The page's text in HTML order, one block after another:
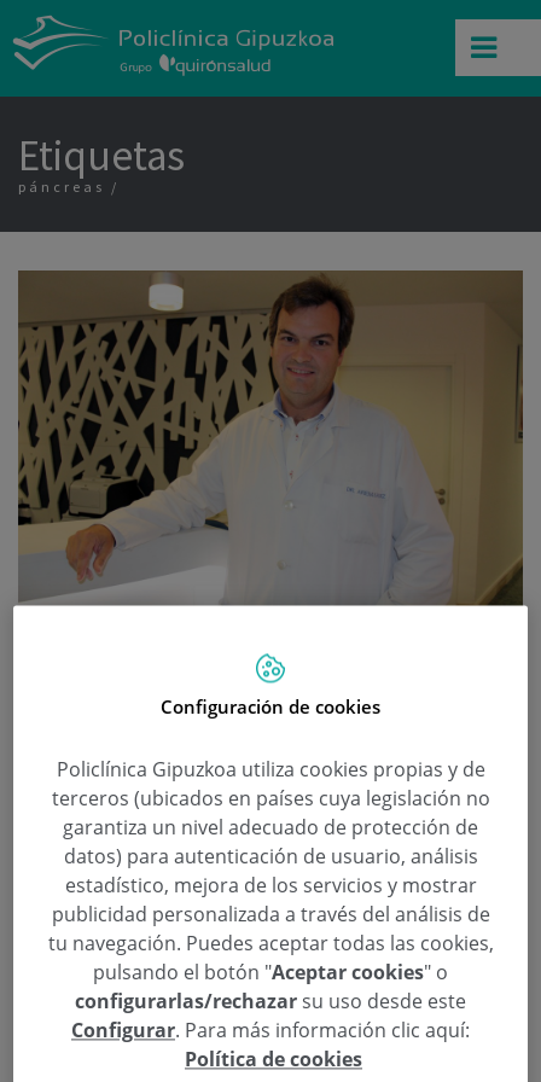
Etiquetas
páncreas
Digestivo: “El sistema digestivo es
muy vulnerable al estrés”
Categoría: Aparato Digestivo, Aula de Salud
20 de Noviembre de 2013
aparato digestivo ,cáncer colorrectal,colonoscopia,dieta,dolor,
enfermedad celiaca , , , gastroscopia , ,
hernia de
hígado,hígado graso,Juan Ignacio Arenas Ruiz-Tapiador,páncreas
,tubo digestivo, vías biliares
Hoy. A las 19.30 horas, en la sala Kutxa de la calle
Andia de San Sebastián, el doctor Juan Arenas
hablará sobre las enfermedades del aparato
digestivo. Entrada libre hasta completar aforo.
Configuración de cookies
Policlínica Gipuzkoa utiliza cookies propias y de
terceros (ubicados en países cuya legislación no
garantiza un nivel adecuado de protección de
datos) para autenticación de usuario, análisis
estadístico, mejora de los servicios y mostrar
publicidad personalizada a través del análisis de
tu navegación. Puedes aceptar todas las cookies,
pulsando el botón "Aceptar cookies" o
configurarlas/rechazarsu uso desde este
Configurar. Para más información clic aquí:
Política de cookies